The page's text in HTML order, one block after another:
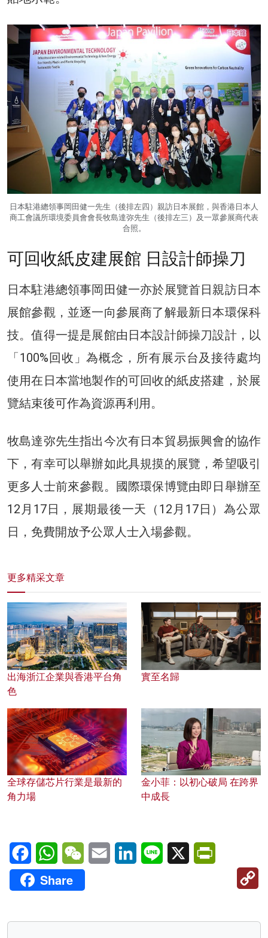
日本駐港總領事岡田健一先生（後排左四）親訪日本展館，與香港日本人
商工會議所環境委員會會長牧島達弥先生（後排左三）及一眾參展商代表
合照。
可回收紙皮建展館 日設計師操刀
日本駐港總領事岡田健一亦於展覽首日親訪日本
展館參觀，並逐一向參展商了解最新日本環保科
技。值得一提是展館由日本設計師操刀設計，以
「100%回收」為概念，所有展示台及接待處均
使用在日本當地製作的可回收的紙皮搭建，於展
覽結束後可作為資源再利用。
牧島達弥先生指出今次有日本貿易振興會的協作
下，有幸可以舉辦如此具規摸的展覽，希望吸引
更多人士前來參觀。國際環保博覽由即日舉辦至
12月17日，展期最後一天（12月17日）為公眾
日，免費開放予公眾人士入場參觀。
更多精采文章
出海浙江企業與香港平台角
色
實至名歸
全球存儲芯片行業是最新的
角力場
金小菲：以初心破局 在跨界
中成長
FacebookWhatsAppWeChatEmail LinkedInLine X
Share